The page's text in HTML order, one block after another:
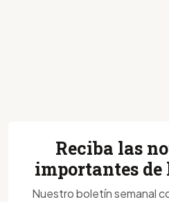
Reciba las
importantes
Nuestro boletín semanal